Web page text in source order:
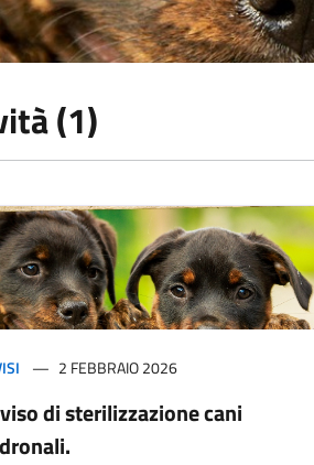
(1)
2 FEBBRAIO 2026
di sterilizzazione cani